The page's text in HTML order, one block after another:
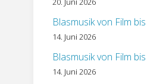
Blasmusik von Film
14. Juni 2026
Blasmusik von Film
14. Juni 2026